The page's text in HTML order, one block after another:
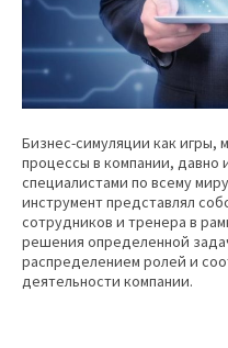
Бизнес-симуляции как
процессы в компании, давно
специалистами по всему
инструмент представлял
сотрудников и тренера в
решения определенной
распределением ролей и
деятельности компании.